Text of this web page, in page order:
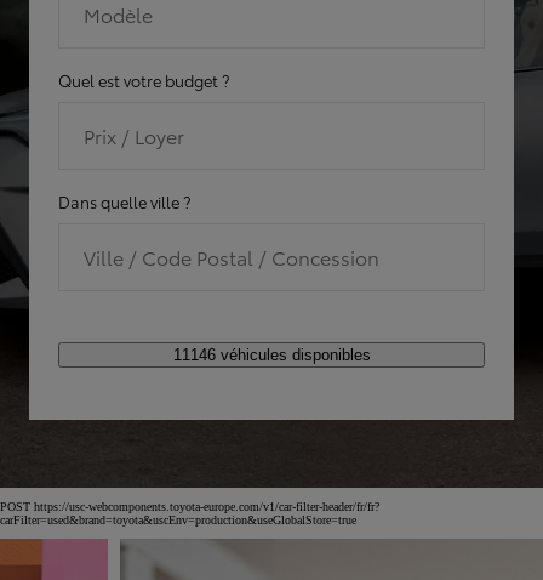
Modèle
Quel est votre budget ?
Prix / Loyer
Dans quelle ville ?
Ville / Code Postal / Concession
11146 véhicules disponibles
POST https://usc-webcomponents.toyota-europe.com/v1/car-filter-header/fr/fr?
carFilter=used&brand=toyota&uscEnv=production&useGlobalStore=true